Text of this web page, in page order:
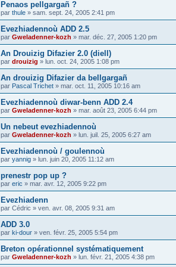
Penaos pellgargañ ?
par thule » sam. sept. 24, 2005 2:41 pm
Evezhiadennoù ADD 2.5
par Gweladenner-kozh » mar. déc. 27, 2005 1:20 pm
An Drouizig Difazier 2.0 (diell)
par drouizig » lun. oct. 24, 2005 1:08 pm
An drouizig Difazier da bellgargañ
par Pascal Trichet » mar. oct. 11, 2005 10:16 am
Evezhiadennoù diwar-benn ADD 2.4
par Gweladenner-kozh » mar. août 23, 2005 6:44 pm
Un nebeut evezhiadennoù
par Gweladenner-kozh » lun. juil. 25, 2005 6:27 am
Evezhiadennoù / goulennoù
par yannig » lun. juin 20, 2005 11:12 am
prenestr pop up ?
par eric » mar. avr. 12, 2005 9:22 pm
Evezhiadenn
par Cédric » ven. avr. 08, 2005 9:31 am
ADD 3.0
par ki-dour » ven. févr. 25, 2005 5:54 pm
Breton opérationnel systématiquement
par Gweladenner-kozh » lun. févr. 21, 2005 4:38 pm